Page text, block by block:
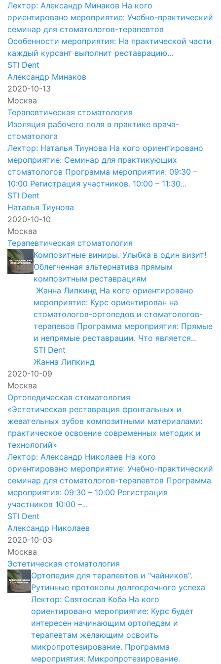
Лектор: Александр Минаков На кого
ориентировано мероприятие: Учебно-практический
семинар для стоматологов-терапевтов
Особенности мероприятия: На практической части
каждый курсант выполнит реставрацию...
STI Dent
Александр Минаков
2020-10-13
Москва
Терапевтическая стоматология
Изоляция рабочего поля в практике врача-
стоматолога
Лектор: Наталья Тиунова На кого ориентировано
мероприятие: Семинар для практикующих
стоматологов Программа мероприятия: 09:30 –
10:00 Регистрация участников. 10:00 – 11:30...
STI Dent
Наталья Тиунова
2020-10-10
Москва
Терапевтическая стоматология
Композитные виниры. Улыбка в один визит!
Облегченная альтернатива прямым
композитным реставрациям
Жанна Липкинд На кого ориентировано
мероприятие: Курс ориентирован на
стоматологов-ортопедов и стоматологов-
терапевов Программа мероприятия: Прямые
и непрямые реставрации. Что является...
STI Dent
Жанна Липкинд
2020-10-09
Москва
Ортопедическая стоматология
«Эстетическая реставрация фронтальных и
жевательных зубов композитными материалами:
практическое освоение современных методик и
технологий»
Лектор: Александр Николаев На кого
ориентировано мероприятие: Учебно-практический
семинар для стоматологов-терапевтов Программа
мероприятия: 09:30 – 10:00 Регистрация
участников 10:00 –...
STI Dent
Александр Николаев
2020-10-03
Москва
Эстетическая стоматология
Ортопедия для терапевтов и "чайников".
Рутинные протоколы долгосрочного успеха
Лектор: Святослав Коба На кого
ориентировано мероприятие: Курс будет
интересен начинающим ортопедам и
терапевтам желающим освоить
микропротезирование. Программа
мероприятия: Микропротезирование.